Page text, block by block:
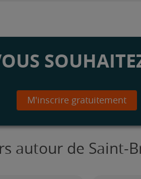
M'inscrire gratuitement
autour de Saint-